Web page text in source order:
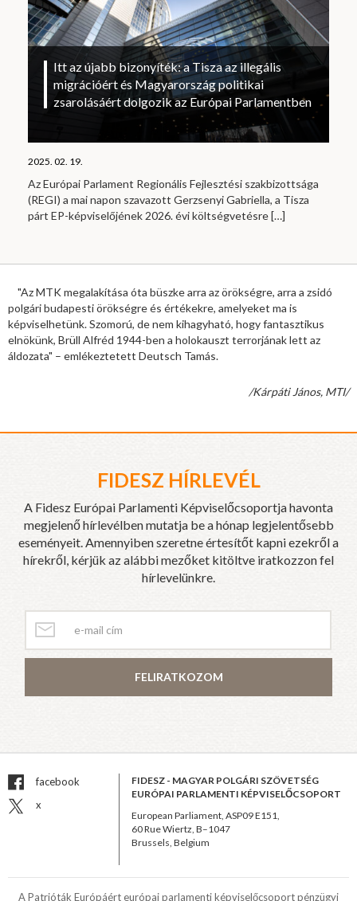
Itt az újabb bizonyíték: a Tisza az illegális
migrációért és Magyarország politikai
zsarolásáért dolgozik az Európai Parlamentben
2025. 02. 19.
Az Európai Parlament Regionális Fejlesztési szakbizottsága
(REGI) a mai napon szavazott Gerzsenyi Gabriella, a Tisza
párt EP-képviselőjének 2026. évi költségvetésre[…]
"Az MTK megalakítása óta büszke arra az örökségre, arra a zsidó
polgári budapesti örökségre és értékekre, amelyeket ma is
képviselhetünk. Szomorú, de nem kihagyható, hogy fantasztikus
elnökünk, Brüll Alfréd 1944-ben a holokauszt terrorjának lett az
áldozata" – emlékeztetett Deutsch Tamás.
/Kárpáti János, MTI/
FIDESZ HÍRLEVÉL
A Fidesz Európai Parlamenti Képviselőcsoportja havonta
megjelenő hírlevélben mutatja be a hónap legjelentősebb
eseményeit. Amennyiben szeretne értesítőt kapni ezekről a
hírekről, kérjük az alábbi mezőket kitöltve iratkozzon fel
hírlevelünkre.
FELIRATKOZOM
facebook
x
FIDESZ - MAGYAR POLGÁRI SZÖVETSÉG
EURÓPAI PARLAMENTI KÉPVISELŐCSOPORT
European Parliament, ASP09 E151,
60 Rue Wiertz, B–1047
Brussels, Belgium
A Patrióták Európáért európai parlamenti képviselőcsoport pénzügyi